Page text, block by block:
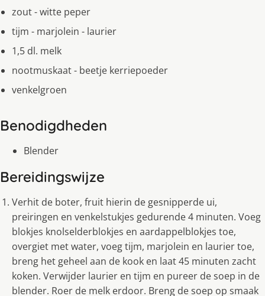
zout - witte peper
tijm - marjolein - laurier
1,5 dl. melk
nootmuskaat - beetje kerriepoeder
venkelgroen
Benodigdheden
Blender
Bereidingswijze
Verhit de boter, fruit hierin de gesnipperde ui,
preiringen en venkelstukjes gedurende 4 minuten. Voeg
blokjes knolselderblokjes en aardappelblokjes toe,
overgiet met water, voeg tijm, marjolein en laurier toe,
breng het geheel aan de kook en laat 45 minuten zacht
koken. Verwijder laurier en tijm en pureer de soep in de
blender. Roer de melk erdoor. Breng de soep op smaak